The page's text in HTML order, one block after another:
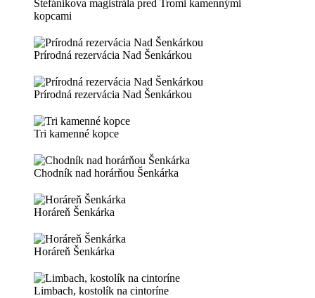
Štefánikova magistrála pred Tromi kamennými
kopcami
Prírodná rezervácia Nad Šenkárkou
Prírodná rezervácia Nad Šenkárkou
Tri kamenné kopce
Chodník nad horárňou Šenkárka
Horáreň Šenkárka
Horáreň Šenkárka
Limbach, kostolík na cintoríne